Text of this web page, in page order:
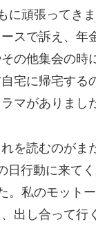
に頑張ってき
スで訴え、年
の他集会の時
宅に帰宅する
マがありまし
を読むのがま
日行動に来て
。私のモット
出し合って行